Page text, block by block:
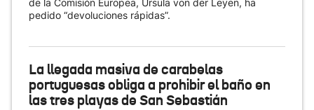
de la Comisión Europea, Ursula von der Leyen, ha
pedido “devoluciones rápidas”.
La llegada masiva de carabelas
portuguesas obliga a prohibir el baño en
las tres playas de San Sebastián